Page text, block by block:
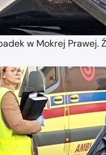
w Mokrej Prawej.